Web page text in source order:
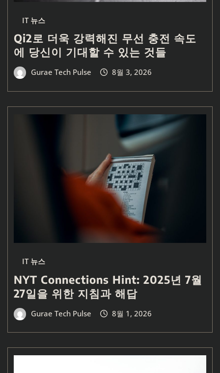
IT 뉴스
Qi2로 더욱 강력해진 무선 충전 속도
에 당신이 기대할 수 있는 것들
Gurae Tech Pulse 8월 3, 2026
IT 뉴스
NYT Connections Hint: 2025년 7월
27일을 위한 지침과 해답
Gurae Tech Pulse 8월 1, 2026